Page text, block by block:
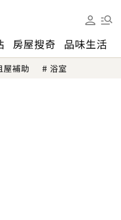
房屋搜奇 品味生活
屋補助 浴室